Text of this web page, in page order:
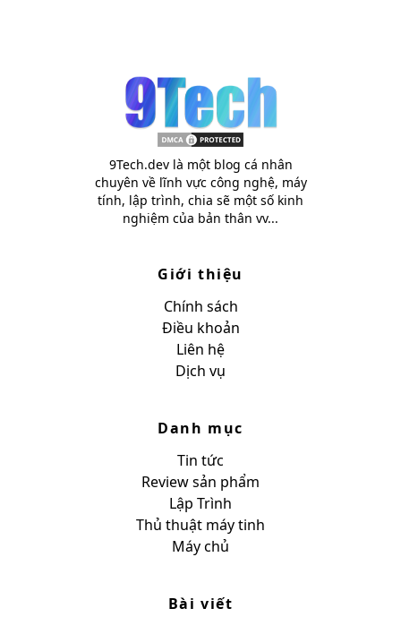
9Tech.dev là một blog cá nhân
chuyên về lĩnh vực công nghệ, máy
tính, lập trình, chia sẽ một số kinh
nghiệm của bản thân vv...
Giới thiệu
Chính sách
Điều khoản
Liên hệ
Dịch vụ
Danh mục
Tin tức
Review sản phẩm
Lập Trình
Thủ thuật máy tinh
Máy chủ
Bài viết